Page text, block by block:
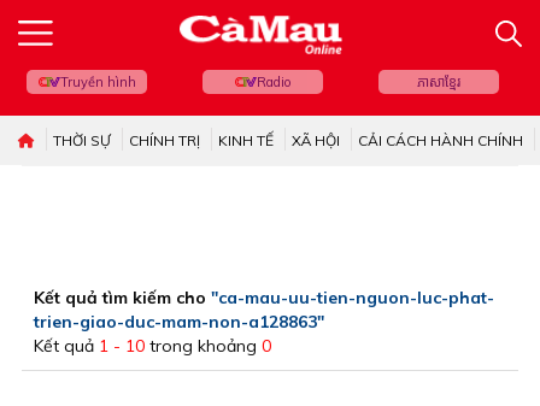
Truyền hình Radio ភាសាខ្មែរ
THỜI SỰ CHÍNH TRỊ KINH TẾ XÃ HỘI CẢI CÁCH HÀNH CHÍNH
Kết quả tìm kiếm cho "ca-mau-uu-tien-nguon-luc-phat-
trien-giao-duc-mam-non-a128863"
Kết quả 1 - 10 trong khoảng 0